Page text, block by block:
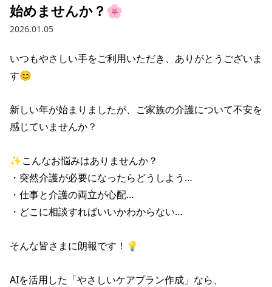
始めませんか？🌸
2026.01.05
いつもやさしい手をご利用いただき、ありがとうございま
す😊
新しい年が始まりましたが、ご家族の介護について不安を
感じていませんか？
✨こんなお悩みはありませんか？
・突然介護が必要になったらどうしよう…
・仕事と介護の両立が心配…
・どこに相談すればいいかわからない…
そんな皆さまに朗報です！💡
AIを活用した「やさしいケアプラン作成」なら、